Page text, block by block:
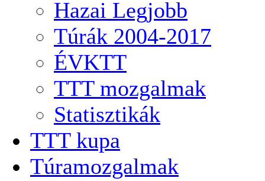
Hazai Legjobb
Túrák 2004-2017
ÉVKTT
TTT mozgalmak
Statisztikák
TTT kupa
Túramozgalmak